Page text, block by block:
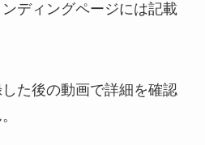
ディングページには記載
た後の動画で詳細を確認